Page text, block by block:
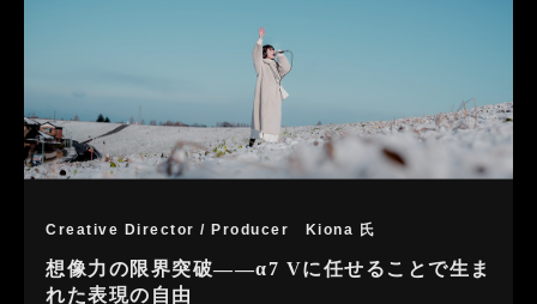
Creative Director / Producer Kiona 氏
想像力の限界突破――α7 Vに任せることで生ま
れた表現の自由